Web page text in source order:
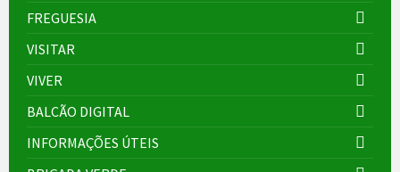
FREGUESIA
VISITAR
VIVER
BALCÃO DIGITAL
INFORMAÇÕES ÚTEIS